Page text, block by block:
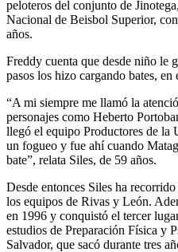
peloteros del conjunto de
Nacional de Beisbol Superior,
años.
Freddy cuenta que desde niño le
pasos los hizo cargando bates,
“A mi siempre me llamó la
personajes como Heberto
llegó el equipo Productores de la
un fogueo y fue ahí cuando
bate”, relata Siles, de 59 años.
Desde entonces Siles ha
los equipos de Rivas y León.
en 1996 y conquistó el tercer
estudios de Preparación Física y
Salvador, que sacó durante tres